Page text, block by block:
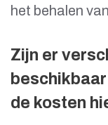
het behalen
Zijn er
de kosten